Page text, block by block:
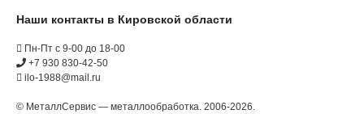
Наши контакты в Кировской области
Пн-Пт с 9-00 до 18-00
+7 930 830-42-50
ilo-1988@mail.ru
© МеталлСервис — металлообработка. 2006-2026.